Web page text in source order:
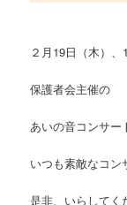
２月19日（木）
保護者会主催の
あいの音コンサー
いつも素敵なコ
是非、いらしてく